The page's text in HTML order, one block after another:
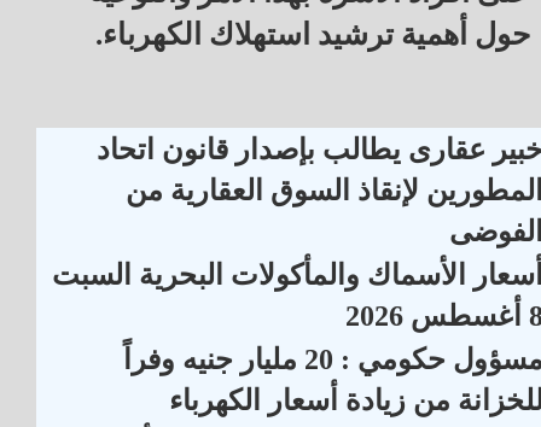
حول أهمية ترشيد استهلاك الكهرباء.
عقارى يطالب بإصدار قانون اتحاد
لإنقاذ السوق العقارية من
الأسماك والمأكولات البحرية السبت
2026
مسؤول حكومي : 20 مليار جنيه وفراً
من زيادة أسعار الكهرباء